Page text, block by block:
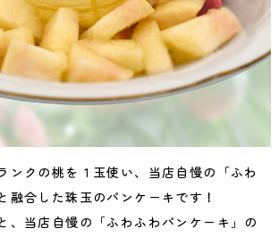
ンクの桃を１玉使い、当店自慢の「ふわ
融合した珠玉のパンケーキです！
、当店自慢の「ふわふわパンケーキ」の